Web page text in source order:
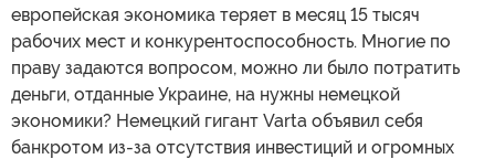
европейская экономика теряет в месяц 15 тысяч
рабочих мест и конкурентоспособность. Многие по
праву задаются вопросом, можно ли было потратить
деньги, отданные Украине, на нужны немецкой
экономики? Немецкий гигант Varta объявил себя
банкротом из-за отсутствия инвестиций и огромных